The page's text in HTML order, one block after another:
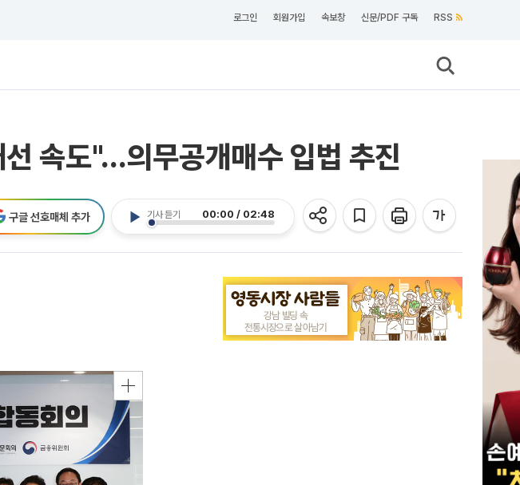
로그인 회원가입 속보창 신문/PDF 구독 RSS
속도"…의무공개매수 입법 추진
기사 듣기 00:00 / 02:48
구글 선호매체 추가